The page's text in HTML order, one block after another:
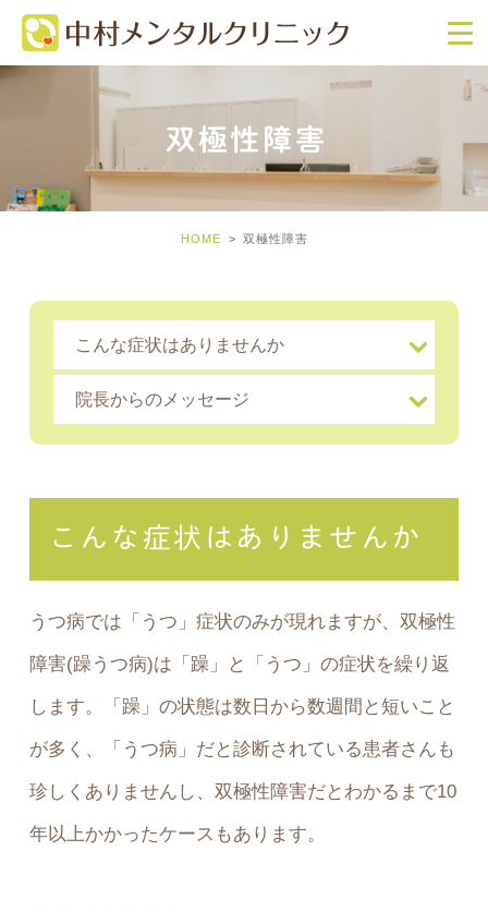
双極性障害
HOME 双極性障害
こんな症状はありませんか
院長からのメッセージ
こんな症状はありませんか
うつ病では「うつ」症状のみが現れますが、双極性
障害(躁うつ病)は「躁」と「うつ」の症状を繰り返
します。「躁」の状態は数日から数週間と短いこと
が多く、「うつ病」だと診断されている患者さんも
珍しくありませんし、双極性障害だとわかるまで10
年以上かかったケースもあります。